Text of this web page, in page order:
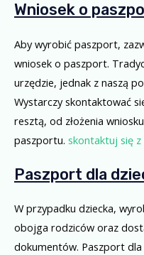
Wniosek o
Aby wyrobić paszport,
wniosek o paszport.
urzędzie, jednak z naszą
Wystarczy skontaktować
resztą, od złożenia
paszportu. skontaktuj się z
Paszport dla
W przypadku dziecka,
obojga rodziców oraz
dokumentów. Paszport